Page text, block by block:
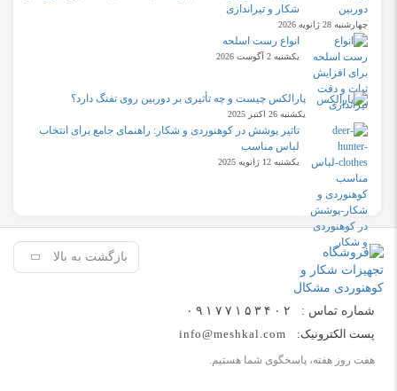
شکار و تیراندازی
چهارشنبه 28 ژانویه 2026
انواع رست اسلحه
یکشنبه 2 آگوست 2026
پارالکس چیست و چه تأثیری بر دوربین روی تفنگ دارد؟
یکشنبه 26 اکتبر 2025
تاثیر پوشش در کوهنوردی و شکار: راهنمای جامع برای انتخاب
لباس مناسب
یکشنبه 12 ژانویه 2025
بازگشت به بالا
شماره تماس :
۰۹۱۷۷۱۵۳۴۰۲
پست الکترونیک:
info@meshkal.com
هفت روز هفته، پاسخگوی شما هستیم.